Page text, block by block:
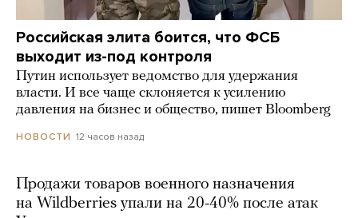
Российская элита боится, что ФСБ
выходит из-под контроля
Путин использует ведомство для удержания
власти. И все чаще склоняется к усилению
давления на бизнес и общество, пишет Bloomberg
НОВОСТИ 12 часов назад
Продажи товаров военного назначения
на Wildberries упали на 20-40% после атак